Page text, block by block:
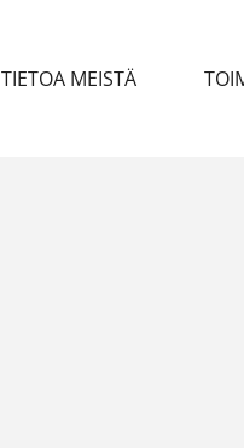
TIETOA MEISTÄ